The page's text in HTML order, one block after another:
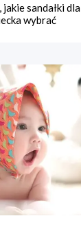
sandałki dla
wybrać